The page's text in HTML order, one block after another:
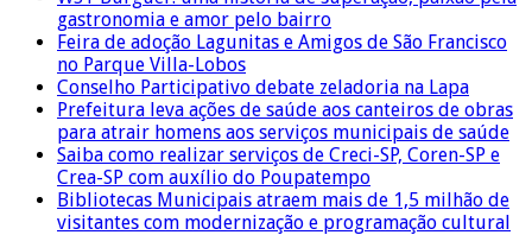
gastronomia e amor pelo bairro
Feira de adoção Lagunitas e Amigos de São Francisco
no Parque Villa-Lobos
Conselho Participativo debate zeladoria na Lapa
Prefeitura leva ações de saúde aos canteiros de obras
para atrair homens aos serviços municipais de saúde
Saiba como realizar serviços de Creci-SP, Coren-SP e
Crea-SP com auxílio do Poupatempo
Bibliotecas Municipais atraem mais de 1,5 milhão de
visitantes com modernização e programação cultural